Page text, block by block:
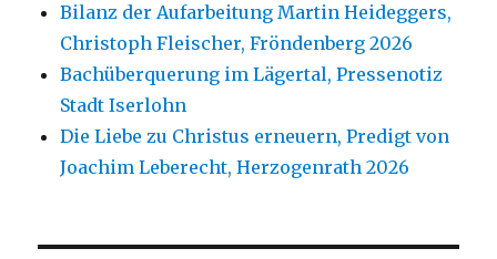
Bilanz der Aufarbeitung Martin Heideggers,
Christoph Fleischer, Fröndenberg 2026
Bachüberquerung im Lägertal, Pressenotiz
Stadt Iserlohn
Die Liebe zu Christus erneuern, Predigt von
Joachim Leberecht, Herzogenrath 2026